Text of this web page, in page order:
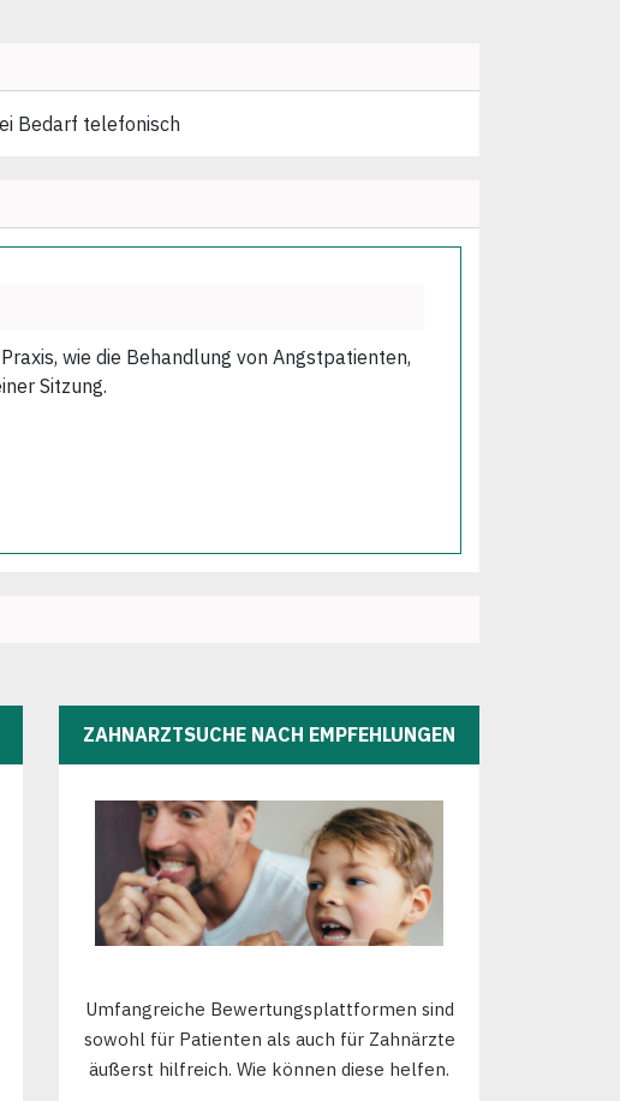
Bedarf telefonisch
wie die Behandlung von Angstpatienten,
Sitzung.
ZAHNARZTSUCHE NACH EMPFEHLUNGEN
Umfangreiche Bewertungsplattformen sind
sowohl für Patienten als auch für Zahnärzte
äußerst hilfreich. Wie können diese helfen.